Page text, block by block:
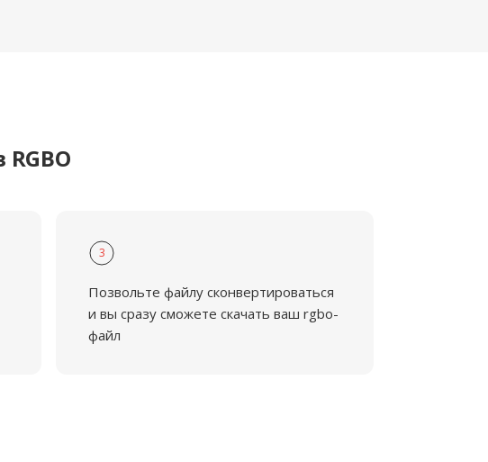
3
Позвольте файлу сконвертироваться
и вы сразу сможете скачать ваш rgbo-
файл